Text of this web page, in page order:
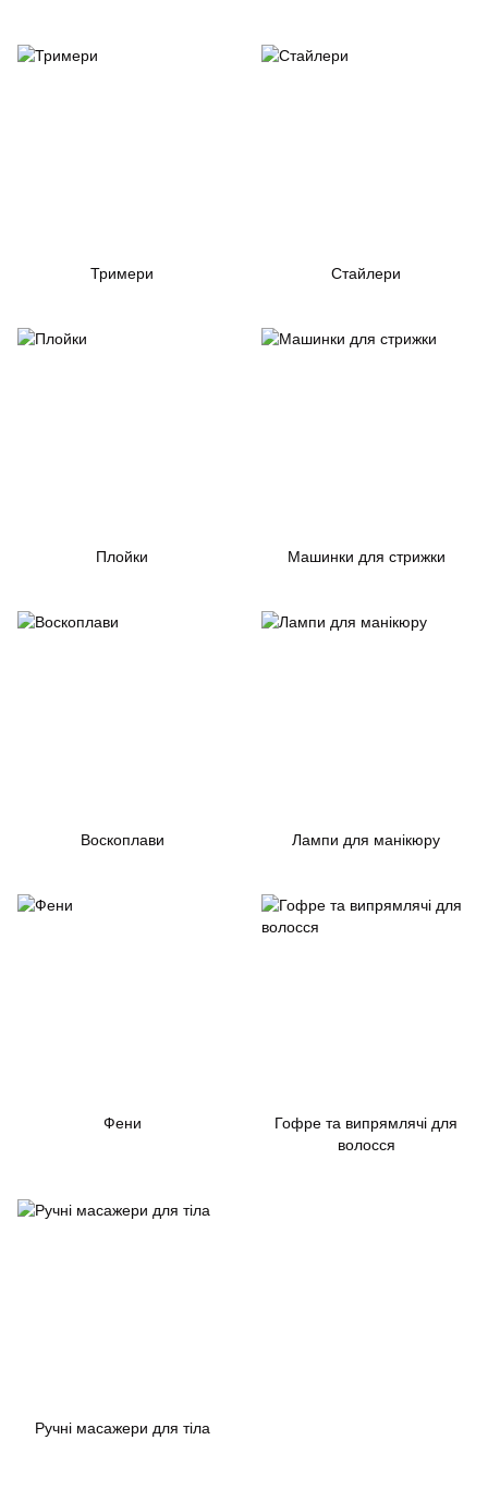
Тримери Стайлери
Плойки Машинки для стрижки
Воскоплави Лампи для манікюру
Фени
Гофре та випрямлячі для
волосся
Ручні масажери для тіла